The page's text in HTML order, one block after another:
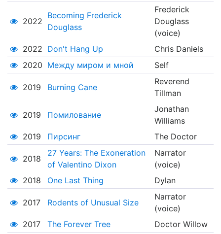
2022
Becoming Frederick
Douglass
Frederick
Douglass
(voice)
2022 Don't Hang Up
Chris Daniels
2020 Между миром и мной Self
2019 Burning Cane
Reverend
Tillman
2019 Помилование
Jonathan
Williams
2019
Пирсинг The Doctor
2018
27 Years: The Exoneration
of Valentino Dixon
Narrator
(voice)
2018
One Last Thing Dylan
2017 Rodents of Unusual Size
Narrator
(voice)
2017
The Forever Tree Doctor Willow